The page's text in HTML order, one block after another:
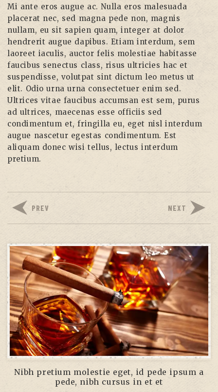
Mi ante eros augue ac. Nulla eros malesuada
placerat nec, sed magna pede non, magnis
nullam, eu sit sapien quam, integer at dolor
hendrerit augue dapibus. Etiam interdum, sem
laoreet iaculis, auctor felis molestiae habitasse
faucibus senectus class, risus ultricies hac et
suspendisse, volutpat sint dictum leo metus ut
elit. Odio urna urna consectetuer enim sed.
Ultrices vitae faucibus accumsan est sem, purus
ad ultrices, maecenas esse officiis sed
condimentum et, fringilla eu, eget nisl interdum
augue nascetur egestas condimentum. Est
aliquam donec wisi tellus, lectus interdum
pretium.
PREV NEXT
Nibh pretium molestie eget, id pede ipsum a
pede, nibh cursus in et et